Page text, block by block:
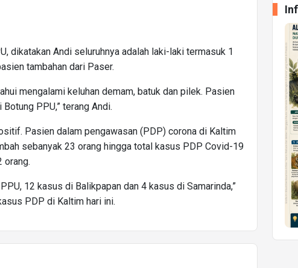
dikatakan Andi seluruhnya adalah laki-laki termasuk 1
tambahan dari Paser.
mengalami keluhan demam, batuk dan pilek. Pasien
PPU,” terang Andi.
Pasien dalam pengawasan (PDP) corona di Kaltim
sebanyak 23 orang hingga total kasus PDP Covid-19
orang.
12 kasus di Balikpapan dan 4 kasus di Samarinda,”
PDP di Kaltim hari ini.